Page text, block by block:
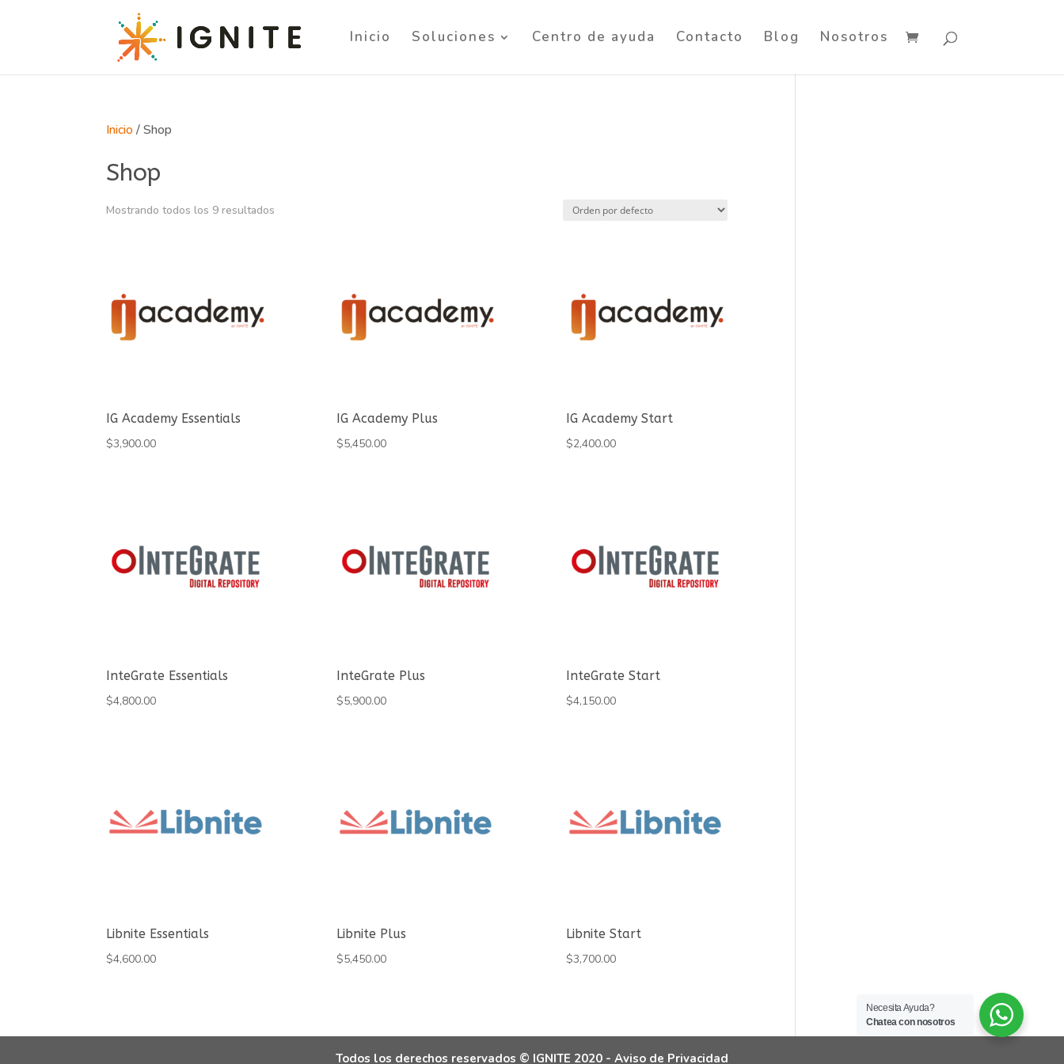
Inicio Soluciones Centro de ayuda Contacto Blog Nosotros
Inicio/ Shop
Shop
Mostrando todos los 9 resultados
IG Academy Essentials
$3,900.00
IG Academy Plus
$5,450.00
IG Academy Start
$2,400.00
InteGrate Essentials
$4,800.00
InteGrate Plus
$5,900.00
InteGrate Start
$4,150.00
Libnite Essentials
$4,600.00
Libnite Plus
$5,450.00
Libnite Start
$3,700.00
Todos los derechos reservados © IGNITE 2020 - Aviso de Privacidad
Necesita Ayuda?
Chatea con nosotros